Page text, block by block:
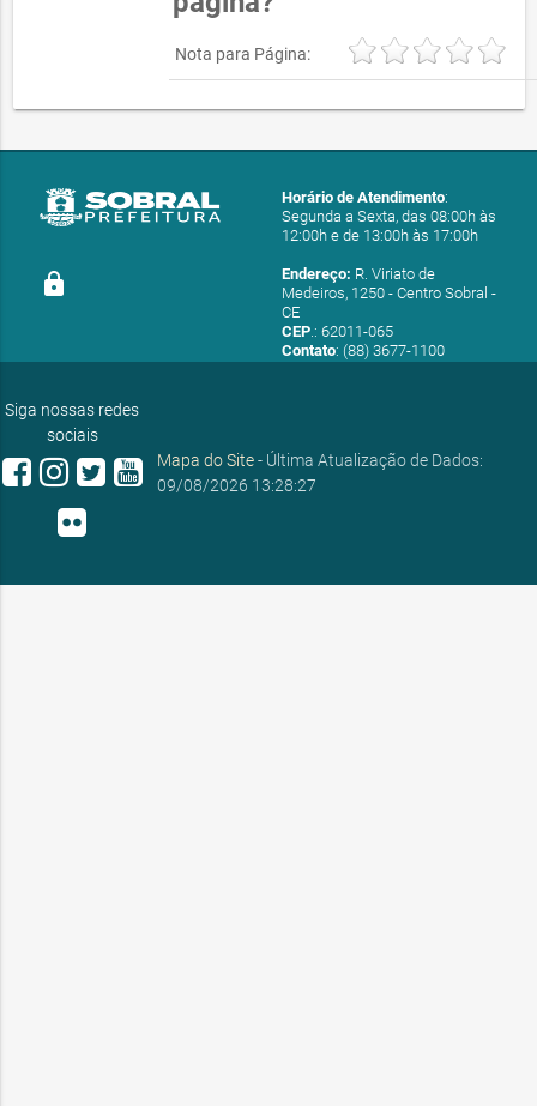
Nota para Página:
lock
Horário de Atendimento:
Segunda a Sexta, das 08:00h às
12:00h e de 13:00h às 17:00h
Endereço: R. Viriato de
Medeiros, 1250 - Centro Sobral -
CE
CEP.: 62011-065
Contato: (88) 3677-1100
Siga nossas redes
sociais
Mapa do Site- Última Atualização de Dados:
09/08/2026 13:28:27